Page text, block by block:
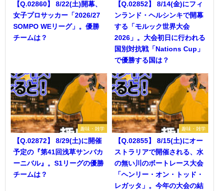
【Q.02860】 8/22(土)開幕、
女子プロサッカー「2026/27
SOMPO WEリーグ」。優勝
チームは？
【Q.02852】 8/14(金)にフィ
ンランド・ヘルシンキで開幕
する「モルック世界大会
2026」。大会初日に行われる
国別対抗戦「Nations Cup」
で優勝する国は？
趣味・雑学
【Q.02872】 8/29(土)に開催
予定の『第41回浅草サンバカ
ーニバル』。S1リーグの優勝
チームは？
趣味・雑学
【Q.02855】 8/15(土)にオー
ストラリアで開催される、水
の無い川のボートレース大会
「ヘンリー・オン・トッド・
レガッタ」。今年の大会の結